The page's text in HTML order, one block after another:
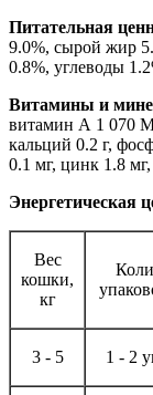
Питательная
9.0%, сырой жир
0.8%, углеводы
Витамины и
витамин А 1 070
кальций 0.2 г,
0.1 мг, цинк 1.8
Энергетическая
Вес
кошки,
кг
3 - 5 1 - 2